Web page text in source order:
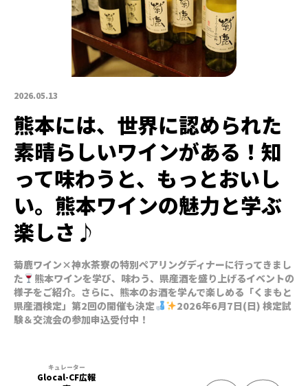
2026.05.13
熊本には、世界に認められた
素晴らしいワインがある！知
って味わうと、もっとおいし
い。熊本ワインの魅力と学ぶ
楽しさ♪
菊鹿ワイン×神水茶寮の特別ペアリングディナーに行ってきまし
た
熊本ワインを学び、味わう、県産酒を盛り上げるイベントの
様子をご紹介。さらに、熊本のお酒を学んで楽しめる「くまもと
県産酒検定」第2回の開催も決定
2026年6月7日(日) 検定試
験＆交流会の参加申込受付中！
Glocal-CF広報